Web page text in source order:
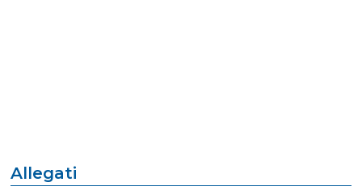
Allegati